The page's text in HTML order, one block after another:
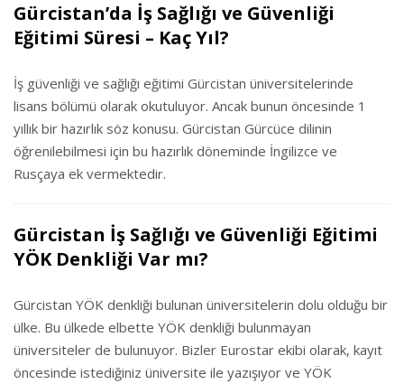
Gürcistan’da İş Sağlığı ve Güvenliği
Eğitimi Süresi – Kaç Yıl?
İş güvenliği ve sağlığı eğitimi Gürcistan üniversitelerinde
lisans bölümü olarak okutuluyor. Ancak bunun öncesinde 1
yıllık bir hazırlık söz konusu. Gürcistan Gürcüce dilinin
öğrenilebilmesi için bu hazırlık döneminde İngilizce ve
Rusçaya ek vermektedir.
Gürcistan İş Sağlığı ve Güvenliği Eğitimi
YÖK Denkliği Var mı?
Gürcistan YÖK denkliği bulunan üniversitelerin dolu olduğu bir
ülke. Bu ülkede elbette YÖK denkliği bulunmayan
üniversiteler de bulunuyor. Bizler Eurostar ekibi olarak, kayıt
öncesinde istediğiniz üniversite ile yazışıyor ve YÖK